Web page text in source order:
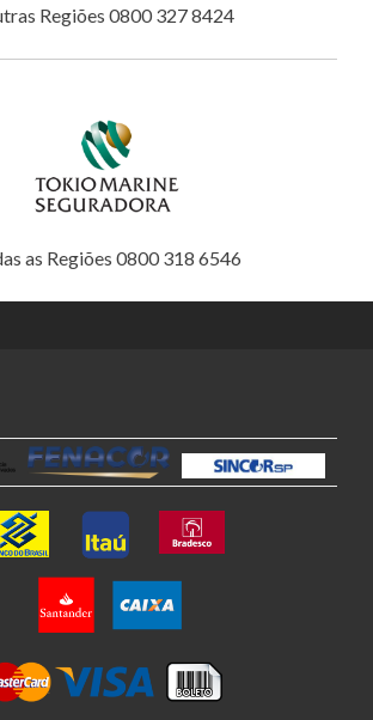
Regiões 0800 327 8424
as Regiões 0800 318 6546